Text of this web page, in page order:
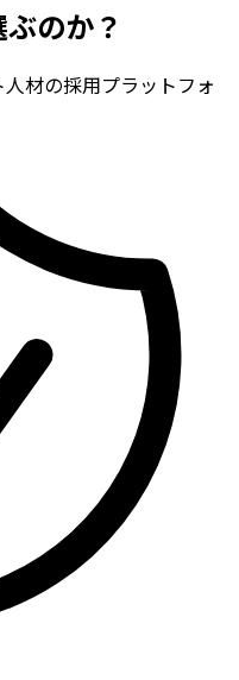
のか？
材の採用プラットフォ